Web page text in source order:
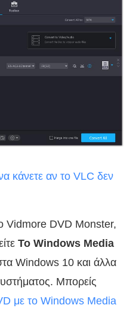
κάνετε αν το VLC δεν
Vidmore DVD Monster,
Το Windows Media
Windows 10 και άλλα
Μπορείς
με το Windows Media